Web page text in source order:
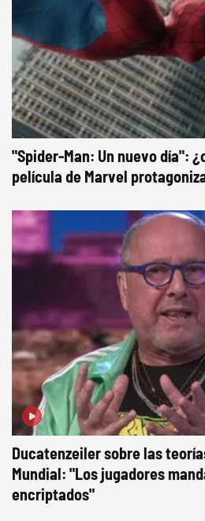
"Spider-Man: Un nuevo día":
película de Marvel
Ducatenzeiler sobre las
Mundial: "Los jugadores
encriptados"